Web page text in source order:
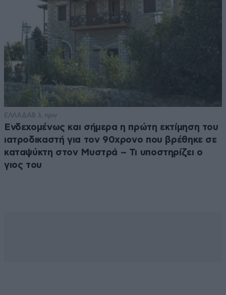
ΕΛΛΑΔΑ8 λ. πριν
Ενδεχομένως και σήμερα η πρώτη εκτίμηση του
ιατροδικαστή για τον 90χρονο που βρέθηκε σε
καταψύκτη στον Μυστρά – Τι υποστηρίζει ο
γιος του